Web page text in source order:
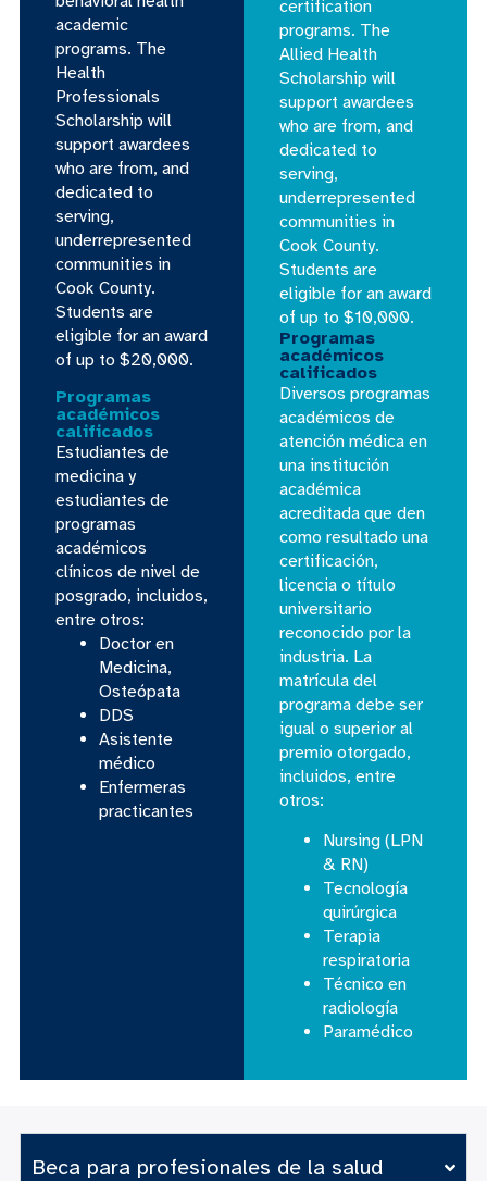
academic
programs. The
Health
Professionals
Scholarship will
support awardees
who are from, and
dedicated to
serving,
underrepresented
communities in
Cook County.
Students are
eligible for an award
of up to $20,000.
Programas
académicos
calificados
Estudiantes de
medicina y
estudiantes de
programas
académicos
clínicos de nivel de
posgrado, incluidos,
entre otros:
Doctor en
Medicina,
Osteópata
DDS
Asistente
médico
Enfermeras
practicantes
certification
programs. The
Allied Health
Scholarship will
support awardees
who are from, and
dedicated to
serving,
underrepresented
communities in
Cook County.
Students are
eligible for an award
of up to $10,000.
Programas
académicos
calificados
Diversos programas
académicos de
atención médica en
una institución
académica
acreditada que den
como resultado una
certificación,
licencia o título
universitario
reconocido por la
industria. La
matrícula del
programa debe ser
igual o superior al
premio otorgado,
incluidos, entre
otros:
Nursing (LPN
& RN)
Tecnología
quirúrgica
Terapia
respiratoria
Técnico en
radiología
Paramédico
Beca para profesionales de la salud